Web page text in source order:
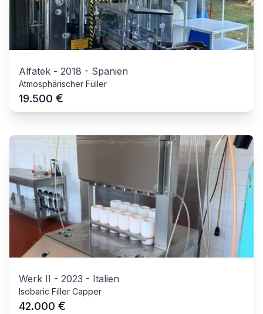
Alfatek - 2018 - Spanien
Atmosphärischer Füller
19.500 €
Werk II - 2023 - Italien
Isobaric Filler Capper
42.000 €